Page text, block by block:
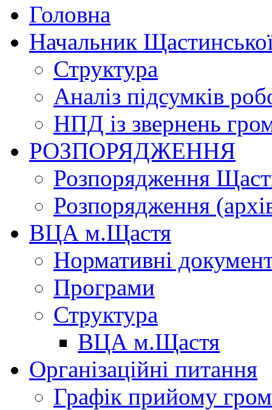
Головна
Начальник
Структура
Аналіз підсумків
НПД із звернень
РОЗПОРЯДЖЕННЯ
Розпорядження
Розпорядження
ВЦА м.Щастя
Нормативні
Програми
Структура
ВЦА м.Щастя
Організаційні питання
Графік прийому